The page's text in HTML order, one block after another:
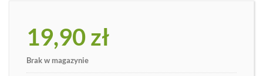
19,90zł
Brak w magazynie